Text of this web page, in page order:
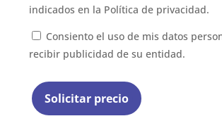
indicados en la Política de privacidad.
Consiento el uso de mis datos
recibir publicidad de su entidad.